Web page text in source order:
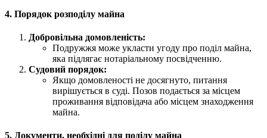
4. Порядок розподілу майна
Добровільна домовленість:
Подружжя може укласти угоду про поділ майна,
яка підлягає нотаріальному посвідченню.
Судовий порядок:
Якщо домовленості не досягнуто, питання
вирішується в суді. Позов подається за місцем
проживання відповідача або місцем знаходження
майна.
5. Документи, необхідні для поділу майна